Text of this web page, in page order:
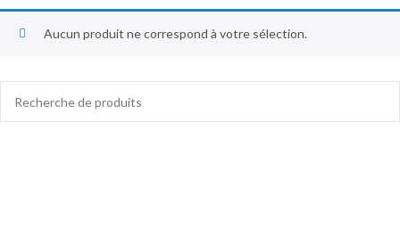
Aucun produit ne correspond à votre sélection.